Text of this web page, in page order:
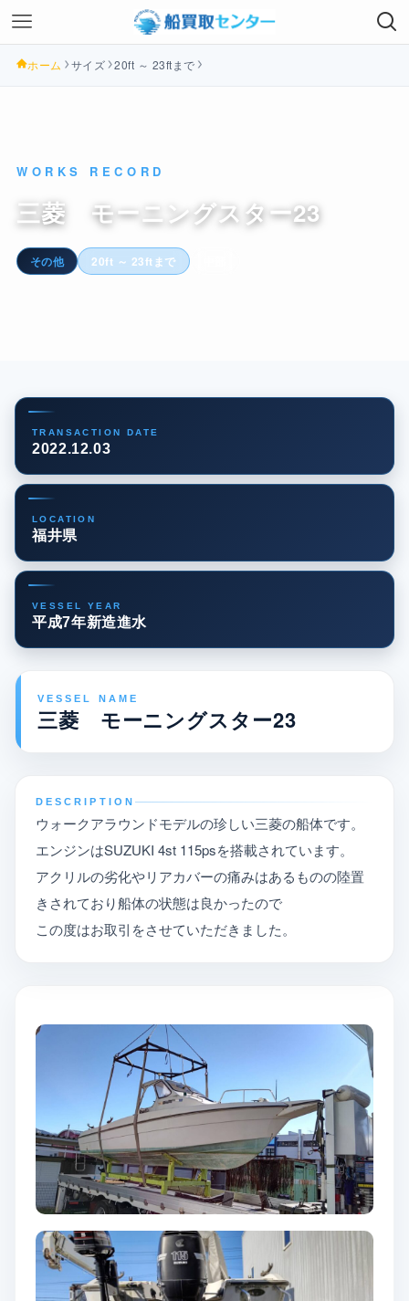
ホーム サイズ 20ft ～ 23ftまで
WORKS RECORD
三菱 モーニングスター23
その他 20ft ～ 23ftまで
TRANSACTION DATE
2022.12.03
LOCATION
福井県
VESSEL YEAR
平成7年新造進水
VESSEL NAME
三菱 モーニングスター23
DESCRIPTION
ウォークアラウンドモデルの珍しい三菱の船体です。
エンジンはSUZUKI 4st 115psを搭載されています。
アクリルの劣化やリアカバーの痛みはあるものの陸置
きされており船体の状態は良かったので
この度はお取引をさせていただきました。